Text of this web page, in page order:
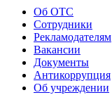
Об ОТС
Сотрудники
Рекламодателям
Вакансии
Документы
Антикоррупция
Об учреждении